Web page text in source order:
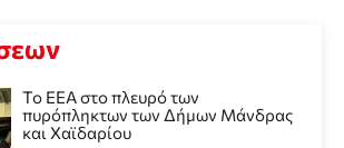
Το ΕΕΑ στο πλευρό των
πυρόπληκτων των Δήμων Μάνδρας
και Χαϊδαρίου